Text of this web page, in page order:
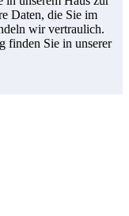
Daten, die Sie im
wir vertraulich.
finden Sie in unserer